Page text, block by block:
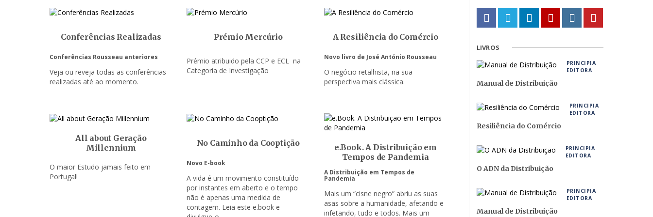
Conferências Realizadas
Conferências Rousseau anteriores
Veja ou reveja todas as conferências
realizadas até ao momento.
Prémio Mercúrio
Prémio atribuido pela CCP e ECL na
Categoria de Investigação
A Resiliência do Comércio
Novo livro de José António Rousseau
O negócio retalhista, na sua
perspectiva mais clássica.
All about Geração
Millennium
O maior Estudo jamais feito em
Portugal!
No Caminho da Cooptição
Novo E-book
A vida é um movimento constituído
por instantes em aberto e o tempo
não é apenas uma medida de
contagem. Leia este e.book e
e.Book. A Distribuição em
Tempos de Pandemia
A Distribuição em Tempos de
Pandemia
Mais um “cisne negro” abriu as suas
asas sobre a humanidade, afetando e
infetando, tudo e todos. Mais um
LIVROS
PRINCIPIA
EDITORA
Manual de Distribuição
PRINCIPIA
EDITORA
Resiliência do Comércio
PRINCIPIA
EDITORA
O ADN da Distribuição
PRINCIPIA
EDITORA
Manual de Distribuição